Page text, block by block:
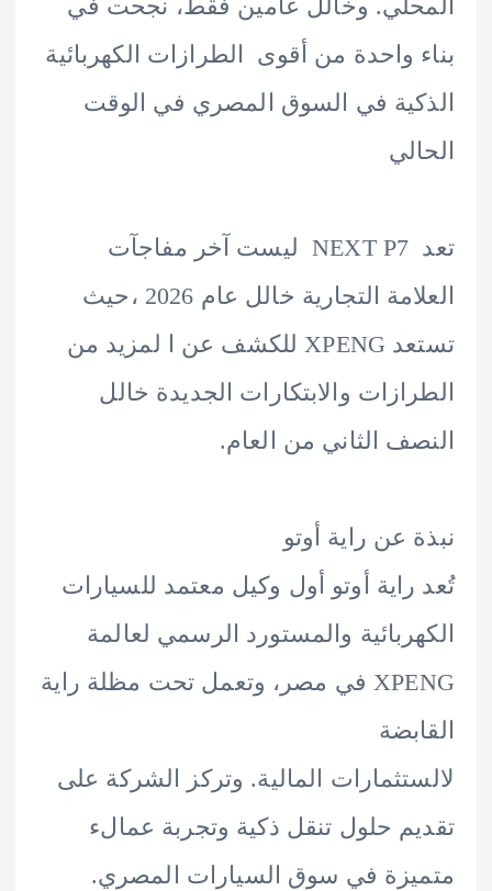
وخالل عامين فقط، نجحت في
واحدة من أقوى الطرازات الكهربائية
في السوق المصري في الوقت
تعد NEXT P7 ليست آخر مفاجآت
العلامة التجارية خالل عام 2026 ،حيث
تستعد XPENG للكشف عن ا لمزيد من
والابتكارات الجديدة خالل
الثاني من العام.
عن راية أوتو
أوتو أول وكيل معتمد للسيارات
والمستورد الرسمي لعالمة
XPENG في مصر، وتعمل تحت مظلة راية
المالية. وتركز الشركة على
حلول تنقل ذكية وتجربة عمالء
في سوق السيارات المصري.